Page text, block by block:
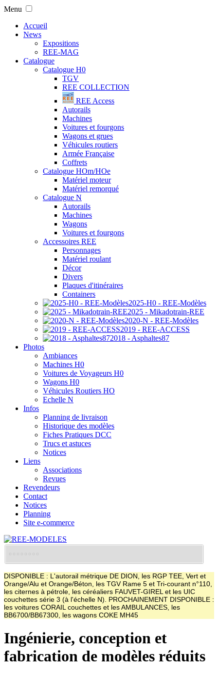
Menu
Accueil
News
Expositions
REE-MAG
Catalogue
Catalogue H0
TGV
REE COLLECTION
REE Access
Autorails
Machines
Voitures et fourgons
Wagons et grues
Véhicules routiers
Armée Française
Coffrets
Catalogue HOm/HOe
Matériel moteur
Matériel remorqué
Catalogue N
Autorails
Machines
Wagons
Voitures et fourgons
Accessoires REE
Personnages
Matériel roulant
Décor
Divers
Plaques d'itinéraires
Containers
2025-H0 - REE-Modèles
2025 - Mikadotrain-REE
2020-N - REE-Modèles
2019 - REE-ACCESS
2018 - Asphaltes87
Photos
Ambiances
Machines H0
Voitures de Voyageurs H0
Wagons H0
Véhicules Routiers HO
Echelle N
Infos
Planning de livraison
Historique des modèles
Fiches Pratiques DCC
Trucs et astuces
Notices
Liens
Associations
Revues
Revendeurs
Contact
Notices
Planning
Site e-commerce
DISPONIBLE : L'autorail métrique DE DION, les RGP TEE, Vert et
Orange/Alu et Orange/Béton, les TGV Rame 5 et Tri-courant n°110,
les citernes à pétrole, les céréaliers FAUVET-GIREL et les UIC
couchettes série 3 (à l'échelle N). PROCHAINEMENT DISPONIBLE :
les voitures CORAIL couchettes et les AMBULANCES, les
BB6700/BB67300, les wagons COKE MH45
Ingénierie, conception et
fabrication de modèles réduits